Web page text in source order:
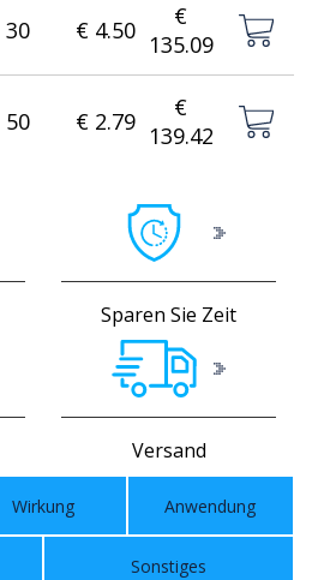
30 € 4.50
€
135.09
50 € 2.79
€
139.42
Sparen Sie Zeit
Versand
Wirkung Anwendung
Sonstiges